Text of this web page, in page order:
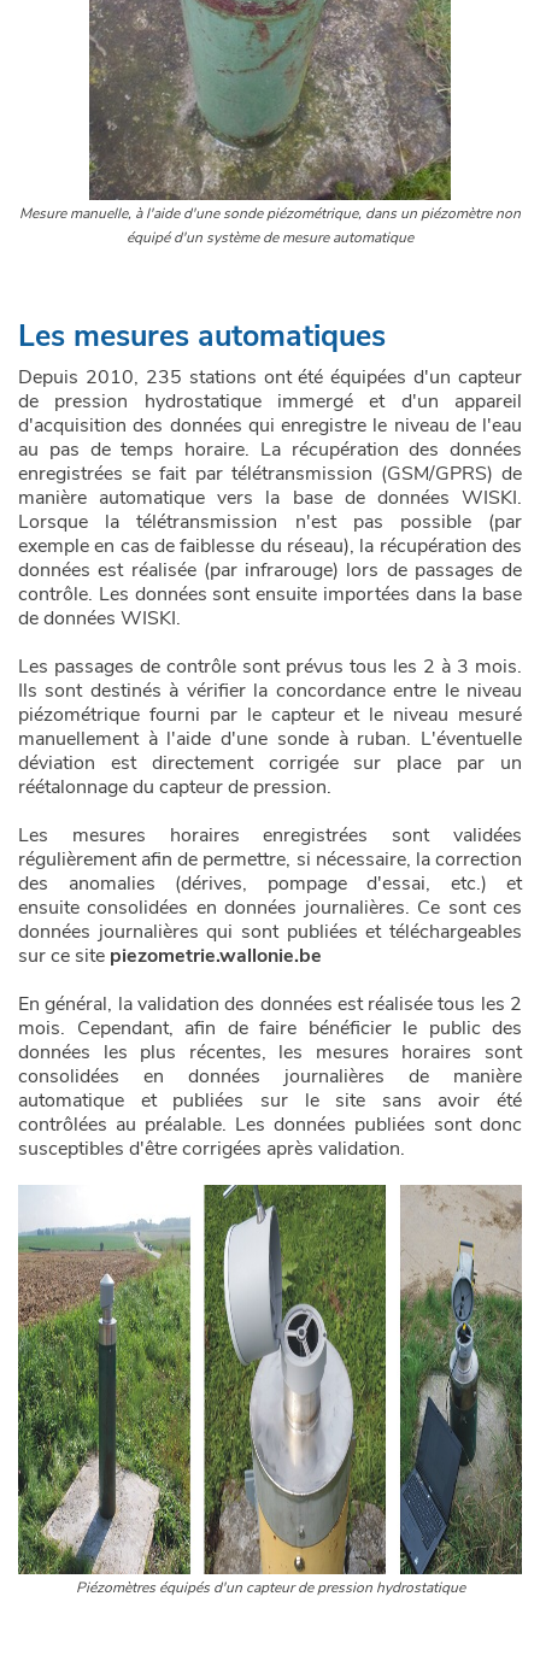
Mesure manuelle, à l'aide d'une sonde piézométrique, dans un piézomètre non
équipé d'un système de mesure automatique
Les mesures automatiques
Depuis 2010, 235 stations ont été équipées d'un capteur
de pression hydrostatique immergé et d'un appareil
d'acquisition des données qui enregistre le niveau de l'eau
au pas de temps horaire. La récupération des données
enregistrées se fait par télétransmission (GSM/GPRS) de
manière automatique vers la base de données WISKI.
Lorsque la télétransmission n'est pas possible (par
exemple en cas de faiblesse du réseau), la récupération des
données est réalisée (par infrarouge) lors de passages de
contrôle. Les données sont ensuite importées dans la base
de données WISKI.
Les passages de contrôle sont prévus tous les 2 à 3 mois.
Ils sont destinés à vérifier la concordance entre le niveau
piézométrique fourni par le capteur et le niveau mesuré
manuellement à l'aide d'une sonde à ruban. L'éventuelle
déviation est directement corrigée sur place par un
réétalonnage du capteur de pression.
Les mesures horaires enregistrées sont validées
régulièrement afin de permettre, si nécessaire, la correction
des anomalies (dérives, pompage d'essai, etc.) et
ensuite consolidées en données journalières. Ce sont ces
données journalières qui sont publiées et téléchargeables
sur ce site piezometrie.wallonie.be
En général, la validation des données est réalisée tous les 2
mois. Cependant, afin de faire bénéficier le public des
données les plus récentes, les mesures horaires sont
consolidées en données journalières de manière
automatique et publiées sur le site sans avoir été
contrôlées au préalable. Les données publiées sont donc
susceptibles d'être corrigées après validation.
Piézomètres équipés d'un capteur de pression hydrostatique